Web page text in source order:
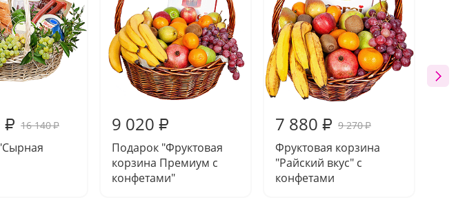
₽ 16 140₽ 9 020 ₽
Подарок "Фруктовая
корзина Премиум с
конфетами"
7 880 ₽ 9 270₽
Фруктовая корзина
"Райский вкус" с
конфетами